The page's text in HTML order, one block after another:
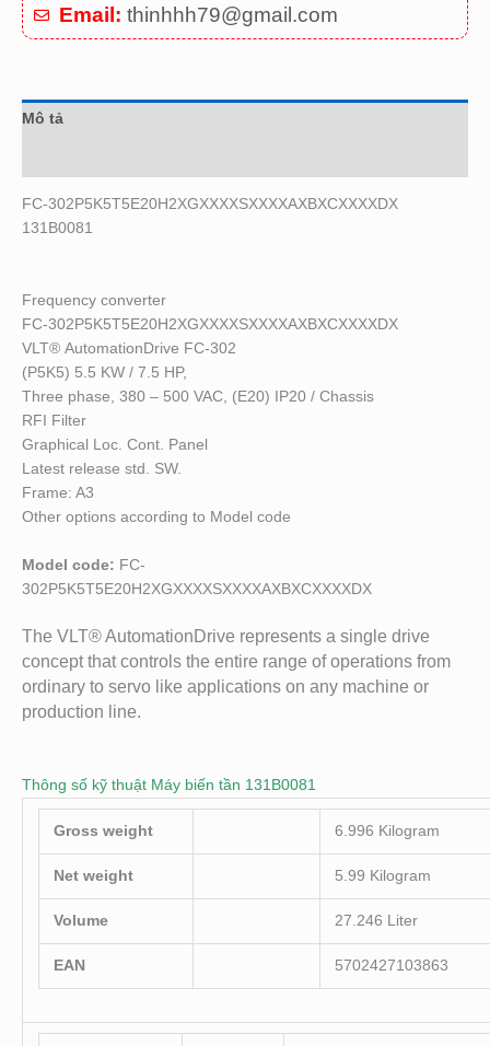
Email: thinhhh79@gmail.com
Mô tả
FC-302P5K5T5E20H2XGXXXXSXXXXAXBXCXXXXDX
131B0081
Frequency converter
FC-302P5K5T5E20H2XGXXXXSXXXXAXBXCXXXXDX
VLT® AutomationDrive FC-302
(P5K5) 5.5 KW / 7.5 HP,
Three phase, 380 – 500 VAC, (E20) IP20 / Chassis
RFI Filter
Graphical Loc. Cont. Panel
Latest release std. SW.
Frame: A3
Other options according to Model code
Model code: FC-
302P5K5T5E20H2XGXXXXSXXXXAXBXCXXXXDX
The VLT® AutomationDrive represents a single drive
concept that controls the entire range of operations from
ordinary to servo like applications on any machine or
production line.
Thông số kỹ thuật Máy biến tần 131B0081
Gross weight 6.996 Kilogram
Net weight 5.99 Kilogram
Volume 27.246 Liter
EAN 5702427103863